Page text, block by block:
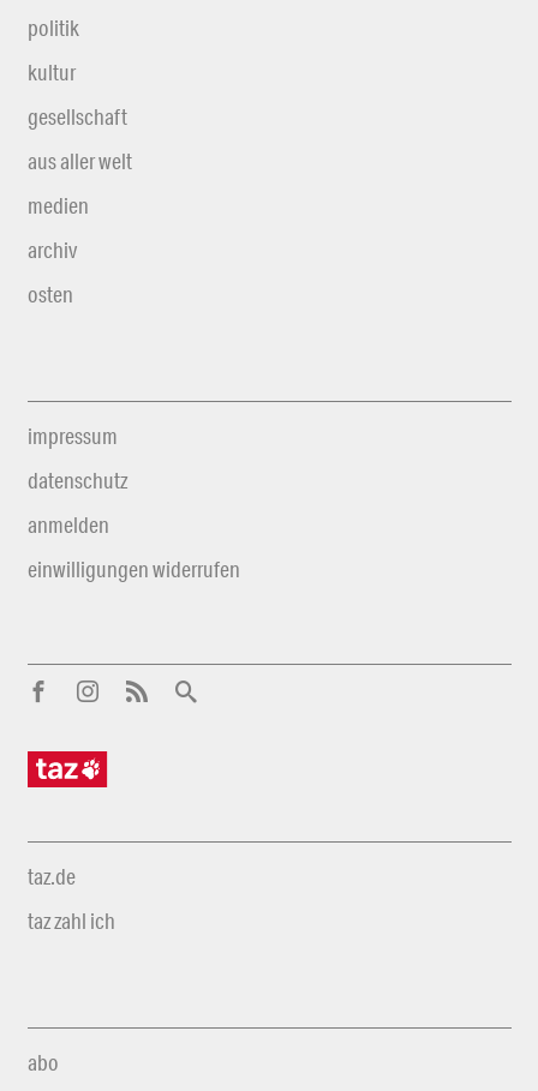
politik
kultur
gesellschaft
aus aller welt
medien
archiv
osten
impressum
datenschutz
anmelden
einwilligungen widerrufen
taz.de
taz zahl ich
abo